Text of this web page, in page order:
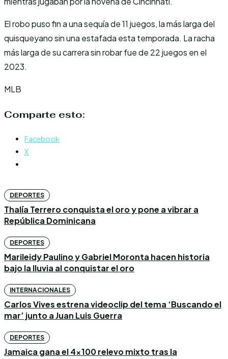
El robo puso fin a una sequía de 11 juegos, la más larga del
quisqueyano sin una estafada esta temporada. La racha
más larga de su carrera sin robar fue de 22 juegos en el
2023.
MLB
Comparte esto:
Facebook
X
DEPORTES
Thalía Terrero conquista el oro y pone a vibrar a
República Dominicana
DEPORTES
Marileidy Paulino y Gabriel Moronta hacen historia
bajo la lluvia al conquistar el oro
INTERNACIONALES
Carlos Vives estrena videoclip del tema ‘Buscando el
mar’ junto a Juan Luis Guerra
DEPORTES
Jamaica gana el 4×100 relevo mixto tras la